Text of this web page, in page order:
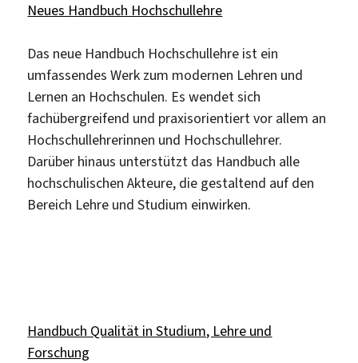
Neues Handbuch Hochschullehre
Das neue Handbuch Hochschullehre ist ein
umfassendes Werk zum modernen Lehren und
Lernen an Hochschulen. Es wendet sich
fachübergreifend und praxisorientiert vor allem an
Hochschullehrerinnen und Hochschullehrer.
Darüber hinaus unterstützt das Handbuch alle
hochschulischen Akteure, die gestaltend auf den
Bereich Lehre und Studium einwirken.
Handbuch Qualität in Studium, Lehre und
Forschung